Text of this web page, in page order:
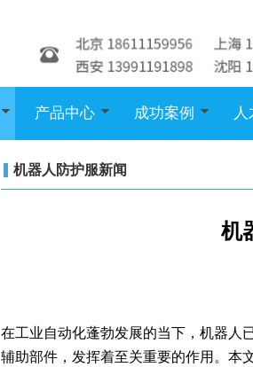
产品中心 成功案例
机器人防护服新闻
机
在工业自动化蓬勃发展的当下，机器人
辅助部件，发挥着至关重要的作用。本